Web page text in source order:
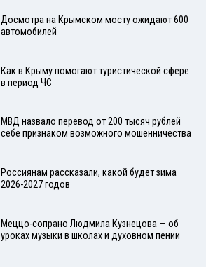
Досмотра на Крымском мосту ожидают 600
автомобилей
Как в Крыму помогают туристической сфере
в период ЧС
МВД назвало перевод от 200 тысяч рублей
себе признаком возможного мошенничества
Россиянам рассказали, какой будет зима
2026-2027 годов
Меццо-сопрано Людмила Кузнецова — об
уроках музыки в школах и духовном пении